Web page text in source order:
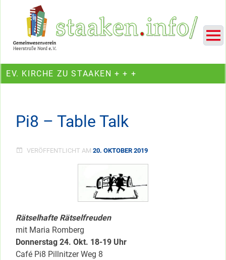
Ein Projekt des Gemeinwesenvereins Heerstraße Nord
EV. KIRCHE ZU STAAKEN + + +
Pi8 – Table Talk
VERÖFFENTLICHT AM 20. OKTOBER 2019
Rätselhafte Rätselfreuden
mit Maria Romberg
Donnerstag 24. Okt. 18-19 Uhr
Café Pi8 Pillnitzer Weg 8